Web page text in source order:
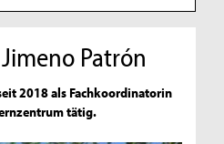
Patrón
2018 als Fachkoordinatorin
tätig.